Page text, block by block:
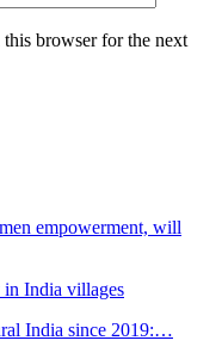
browser for the next
empowerment, will
in India villages
India since 2019:…